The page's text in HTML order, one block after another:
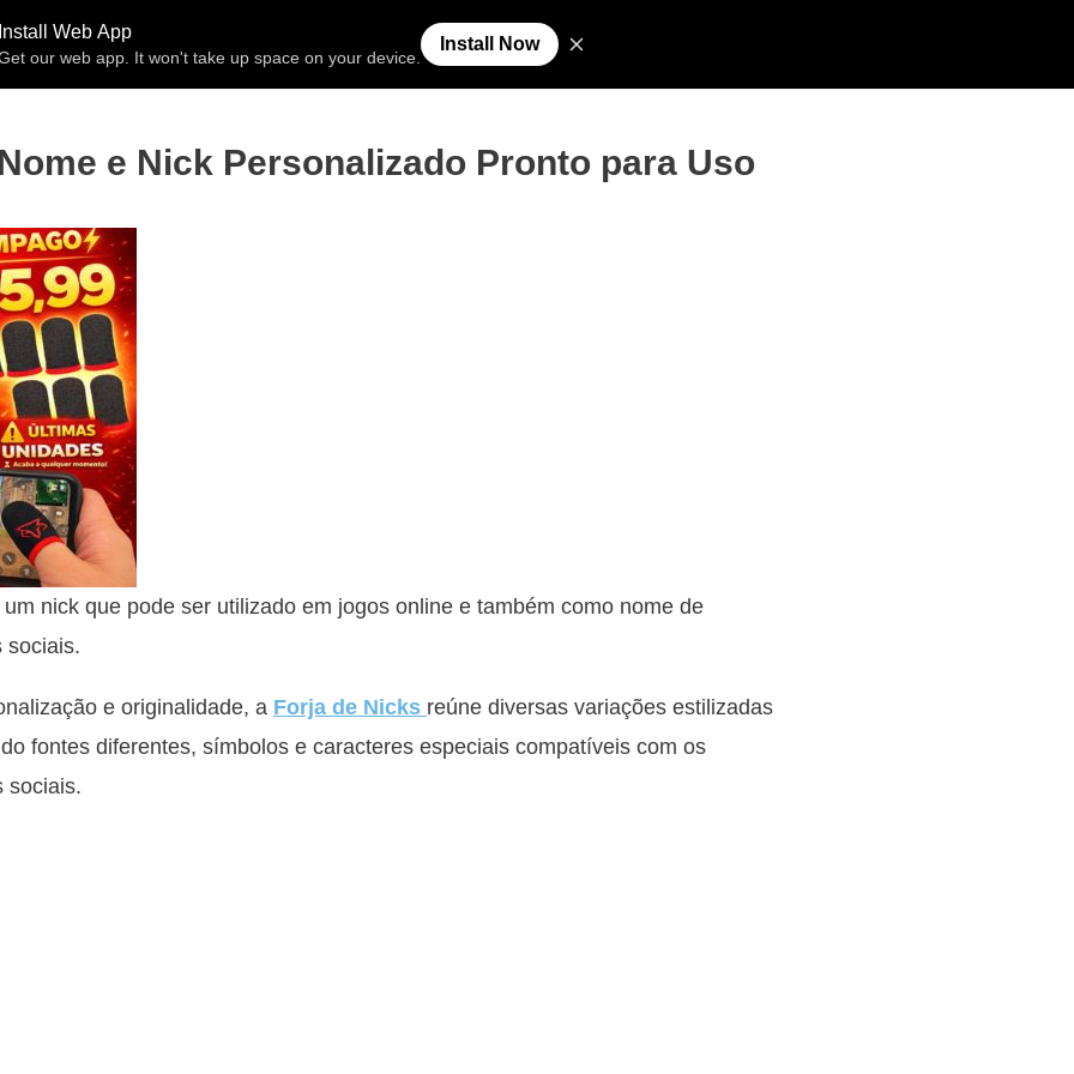
Free Fire Espaço Invisível Símbolos para Nick
e Nick Personalizado Pronto para Uso
nick que pode ser utilizado em jogos online e também como nome de
sociais.
e originalidade, a Forja de Nicks reúne diversas variações estilizadas
fontes diferentes, símbolos e caracteres especiais compatíveis com os
sociais.